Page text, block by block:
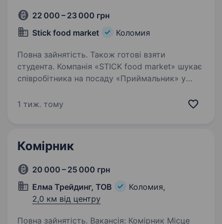
22 000 – 23 000 грн
Stick food market
Коломия
Повна зайнятість. Також готові взяти
студента. Компанія «STICK food market» шукає
співробітника на посаду «Приймальник» у
швидко навчатися; дисциплінованість та
1 тиж. тому
Комірник
20 000 – 25 000 грн
Елма Трейдинг, ТОВ
Коломия,
2,0 км від центру
Повна зайнятість. Вакансія: Комірник Місце